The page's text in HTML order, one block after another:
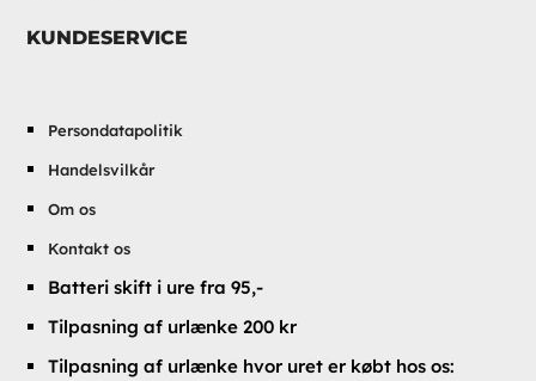
KUNDESERVICE
Persondatapolitik
Handelsvilkår
Om os
Kontakt os
Batteri skift i ure fra 95,-
Tilpasning af urlænke 200 kr
Tilpasning af urlænke hvor uret er købt hos os: